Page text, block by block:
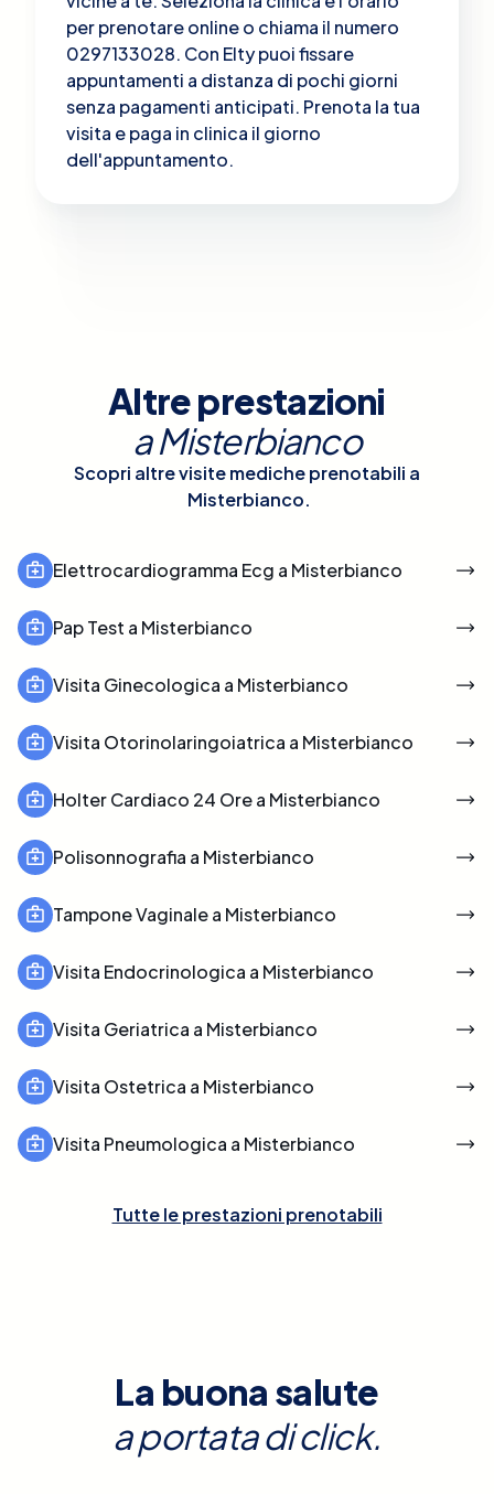
per prenotare online o chiama il numero
0297133028. Con Elty puoi fissare
appuntamenti a distanza di pochi giorni
senza pagamenti anticipati. Prenota la tua
visita e paga in clinica il giorno
dell'appuntamento.
Altre prestazioni
aMisterbianco
Scopri altre visite mediche prenotabili a
Misterbianco.
Elettrocardiogramma Ecg a Misterbianco
Pap Test a Misterbianco
Visita Ginecologica a Misterbianco
Visita Otorinolaringoiatrica a Misterbianco
Holter Cardiaco 24 Ore a Misterbianco
Polisonnografia a Misterbianco
Tampone Vaginale a Misterbianco
Visita Endocrinologica a Misterbianco
Visita Geriatrica a Misterbianco
Visita Ostetrica a Misterbianco
Visita Pneumologica a Misterbianco
Tutte le prestazioni prenotabili
La buona salute
a portata di click.